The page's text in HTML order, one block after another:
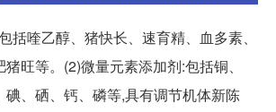
括喹乙醇、猪快长、速育精、血多素、
旺等。(2)微量元素添加剂:包括铜、
碘、硒、钙、磷等,具有调节机体新陈